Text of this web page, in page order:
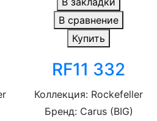
В сравнение
Купить
RF11 332
Коллекция: Rockefeller
Бренд: Carus (BIG)